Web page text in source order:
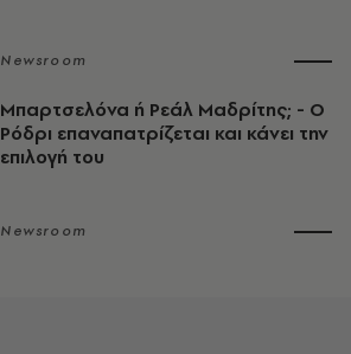
Newsroom
Μπαρτσελόνα ή Ρεάλ Μαδρίτης; - Ο
Ρόδρι επαναπατρίζεται και κάνει την
επιλογή του
Newsroom